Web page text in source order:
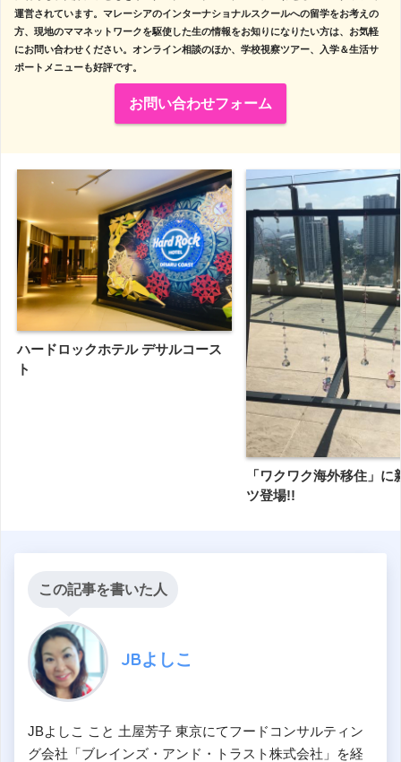
運営されています。マレーシアのインターナショナルスクールへの留学をお考えの
方、現地のママネットワークを駆使した生の情報をお知りになりたい方は、お気軽
にお問い合わせください。オンライン相談のほか、学校視察ツアー、入学＆生活サ
ポートメニューも好評です。
お問い合わせフォーム
ハードロックホテル デサルコース
ト
「ワクワク海外移住」に
ツ登場!!
この記事を書いた人
JBよしこ
JBよしこ こと 土屋芳子 東京にてフードコンサルティン
グ会社「ブレインズ・アンド・トラスト株式会社」を経